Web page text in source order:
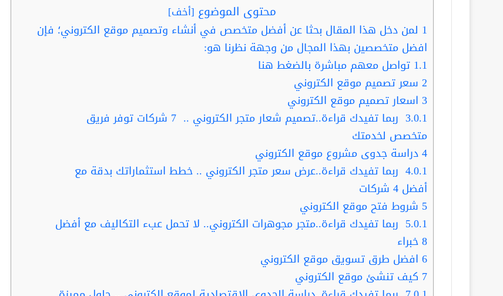
محتوى الموضوع [أخف]
1 لمن دخل هذا المقال بحثا عن أفضل متخصص في أنشاء وتصميم موقع الكتروني؛ فإن
افضل متخصصين بهذا المجال من وجهة نظرنا هو:
1.1 تواصل معهم مباشرة بالضغط هنا
2 سعر تصميم موقع الكتروني
3 اسعار تصميم موقع الكتروني
3.0.1
ربما تفيدك قراءة..تصميم شعار متجر الكتروني .. 7 شركات توفر فريق
متخصص لخدمتك
4دراسة جدوى مشروع موقع الكتروني
4.0.1 ربما تفيدك قراءة..عرض سعر متجر الكتروني .. خطط استثماراتك بدقة مع
أفضل 4 شركات
5 شروط فتح موقع الكتروني
5.0.1 ربما تفيدك قراءة..متجر مجوهرات الكتروني.. لا تحمل عبء التكاليف مع أفضل
8 خبراء
6 افضل طرق تسويق موقع الكتروني
7 كيف تنشئ موقع الكتروني